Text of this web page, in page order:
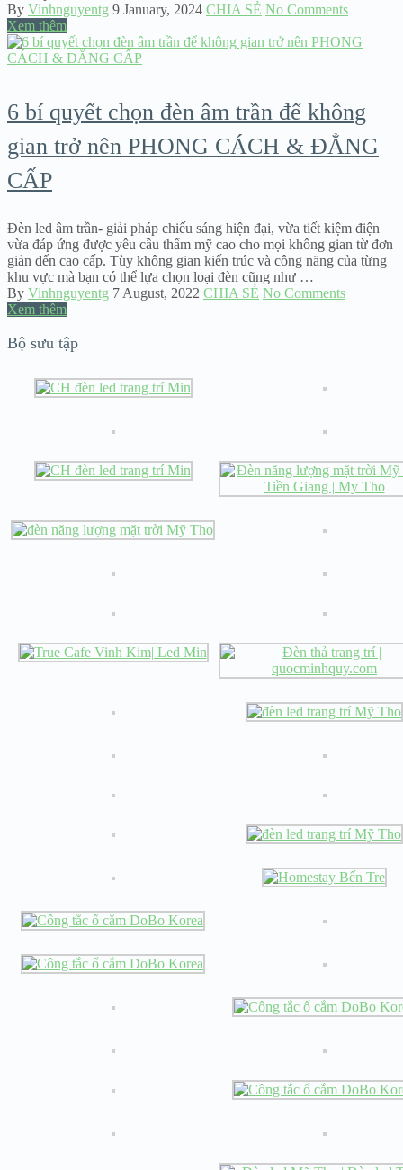
By Vinhnguyentg 9 January, 2024 CHIA SẺ No Comments
Xem thêm
6 bí quyết chọn đèn âm trần để không
gian trở nên PHONG CÁCH & ĐẲNG
CẤP
Đèn led âm trần- giải pháp chiếu sáng hiện đại, vừa tiết kiệm điện
vừa đáp ứng được yêu cầu thẩm mỹ cao cho mọi không gian từ đơn
giản đến cao cấp. Tùy không gian kiến trúc và công năng của từng
khu vực mà bạn có thể lựa chọn loại đèn cũng như …
By Vinhnguyentg 7 August, 2022 CHIA SẺ No Comments
Xem thêm
Bộ sưu tập